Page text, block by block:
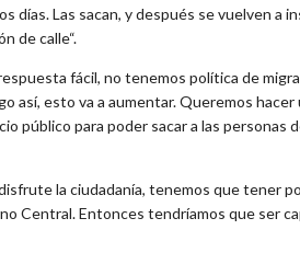
Las sacan, y después se vuelven a
de calle“.
fácil, no tenemos política de
así, esto va a aumentar. Queremos
público para poder sacar a las personas
la ciudadanía, tenemos que tener
Central. Entonces tendríamos que ser